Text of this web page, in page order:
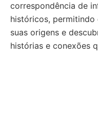
correspondência de
históricos, permitindo
suas origens e
histórias e conexões